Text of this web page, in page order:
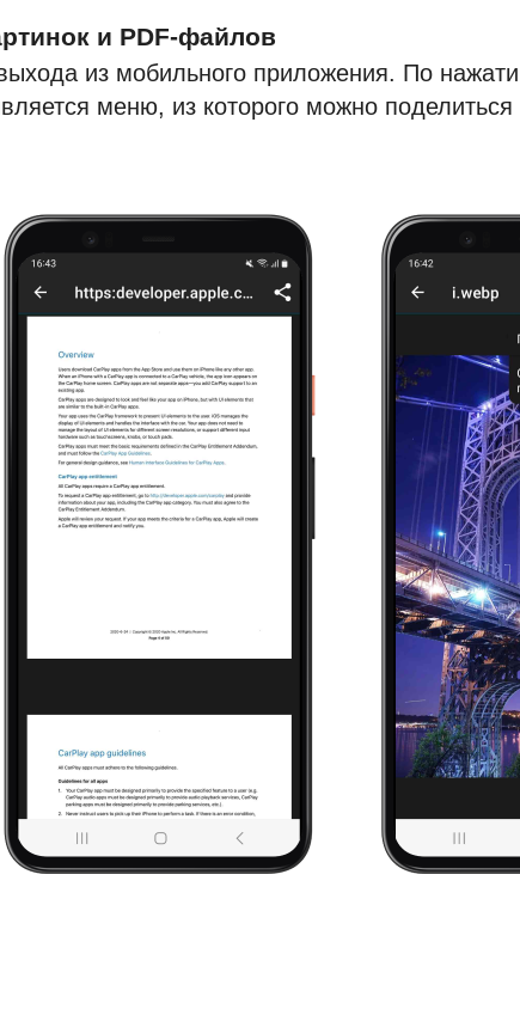
и PDF-файлов
из мобильного приложения. По
меню, из которого можно поделиться